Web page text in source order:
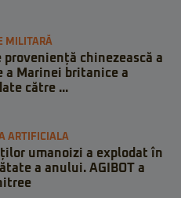
MILITARĂ
proveniență chinezească a
a Marinei britanice a
către ...
ARTIFICIALA
umanoizi a explodat în
a anului. AGIBOT a